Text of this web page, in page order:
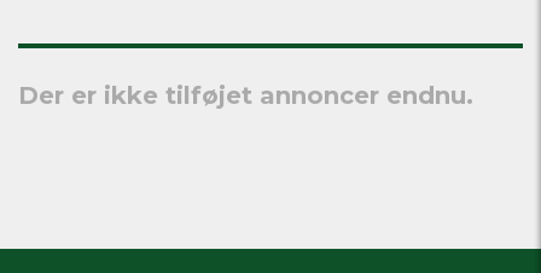
Der er ikke tilføjet annoncer endnu.